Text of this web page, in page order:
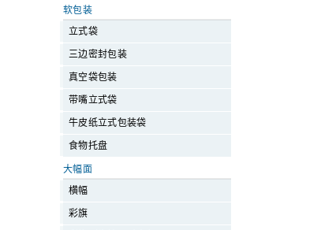
软包装
立式袋
三边密封包装
真空袋包装
带嘴立式袋
牛皮纸立式包装袋
食物托盘
大幅面
横幅
彩旗